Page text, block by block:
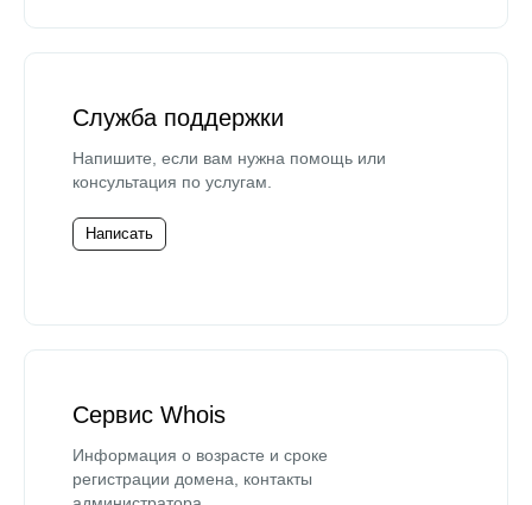
Служба поддержки
Напишите, если вам нужна помощь или
консультация по услугам.
Написать
Сервис Whois
Информация о возрасте и сроке
регистрации домена, контакты